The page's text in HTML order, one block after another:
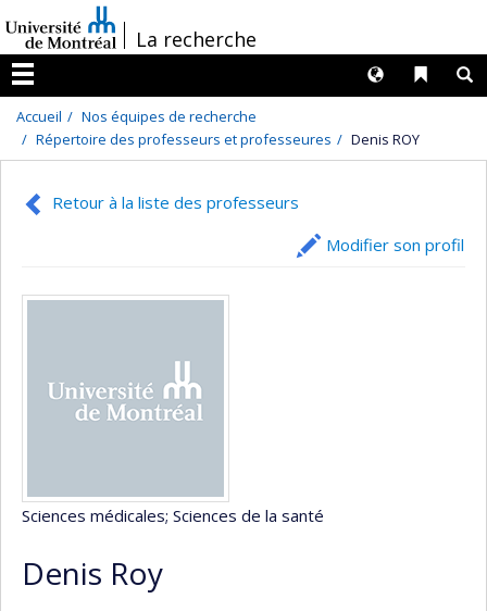
au
contenu
/La recherche
Menu
Liens
Langues
Accueil
Nos équipes de recherche
Répertoire des professeurs et professeures
Denis ROY
Retour à la liste des professeurs
Modifier son profil
Sciences médicales; Sciences de la santé
Denis Roy